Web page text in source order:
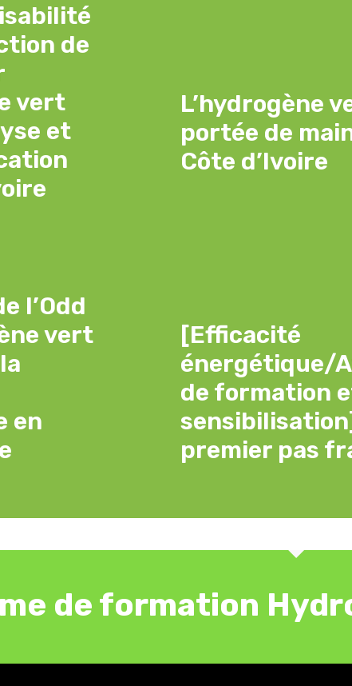
de
vert
et
L’hydrogène
portée de
Côte d’Ivoire
l’Odd
vert
en
[Efficacité
énergétique/
de formation
premier pas
de formation